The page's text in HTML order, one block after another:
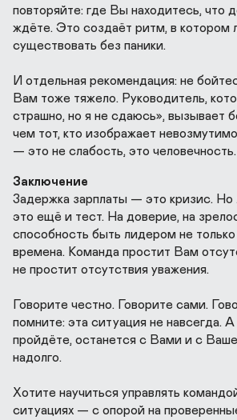
повторяйте: где Вы находитесь, что
ждёте. Это создаёт ритм, в котором
существовать без паники.
И отдельная рекомендация: не
Вам тоже тяжело. Руководитель,
страшно, но я не сдаюсь», вызывает
чем тот, кто изображает
— это не слабость, это человечность.
Заключение
Задержка зарплаты — это кризис.
это ещё и тест. На доверие, на
способность быть лидером не
времена. Команда простит Вам
не простит отсутствия уважения.
Говорите честно. Говорите сами.
помните: эта ситуация не навсегда.
пройдёте, останется с Вами и с
надолго.
Хотите научиться управлять
ситуациях — с опорой на